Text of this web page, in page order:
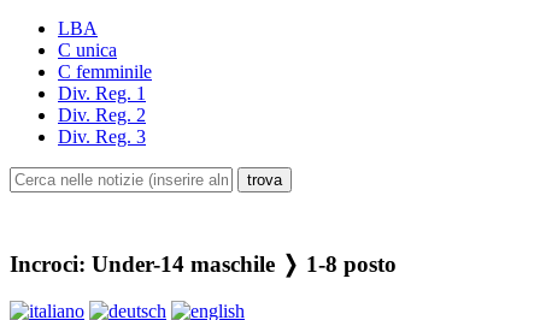
LBA
C unica
C femminile
Div. Reg. 1
Div. Reg. 2
Div. Reg. 3
Incroci: Under-14 maschile ❭ 1-8 posto